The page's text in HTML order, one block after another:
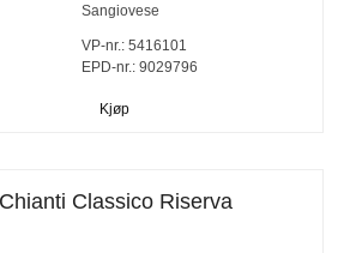
Sangiovese
VP-nr.:5416101
EPD-nr.: 9029796
Kjøp
Classico Riserva